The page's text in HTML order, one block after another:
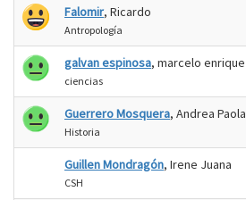
Falomir, Ricardo
Antropología
galvan espinosa, marcelo enrique
ciencias
Guerrero Mosquera, Andrea Paola
Historia
Guillen Mondragón, Irene Juana
CSH